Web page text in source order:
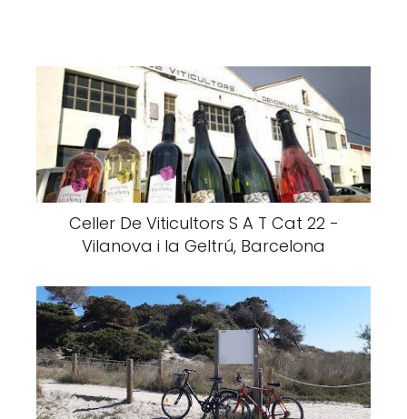
Celler De Viticultors S A T Cat 22 -
Vilanova i la Geltrú, Barcelona